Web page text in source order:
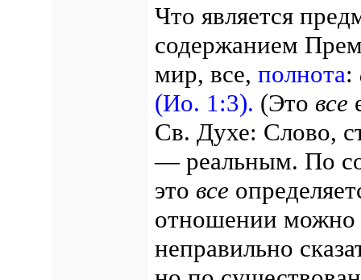
Что является
содержанием
мир, все, полнота:
(Ио. 1:3). (Это все
Св. Духе: Слово,
— реальным. По
это все
отношении можно
неправильно